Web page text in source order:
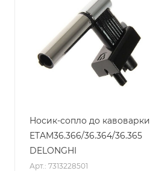
Носик-сопло до кавоварки
ETAM36.366/36.364/36.365
DELONGHI
Арт.: 7313228501